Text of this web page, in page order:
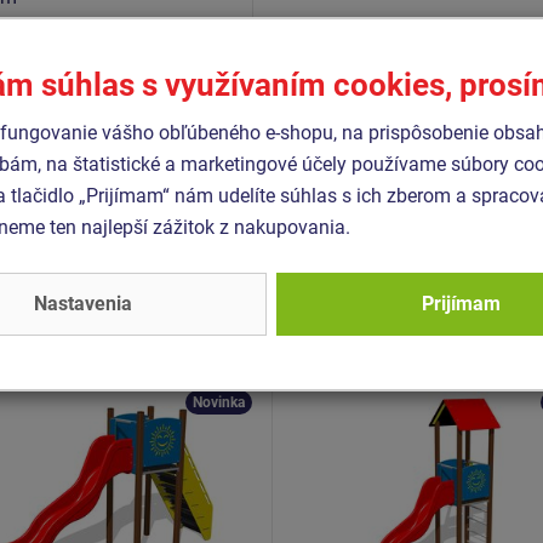
EN 1176-3
Podobnýtovar
UNK-1012K-15
klasik
Novinka
Produkt - UNK-1018K-15
Herná zostava klasik
súhlas s využívaním cookies,
vášho obľúbeného e-shopu, na prispôsobenie
na štatistické a marketingové účely používame súbory
tlačidlo „Prijímam“ nám udelíte súhlas s ich zberom a
ten najlepší zážitok z nakupovania.
Nastavenia Prijímam